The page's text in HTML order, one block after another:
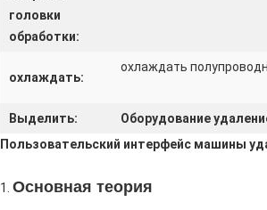
головки
обработки:
охлаждать:
охлаждать
Выделить:
Оборудование
Пользовательский интерфейс машины
1. Основная теория